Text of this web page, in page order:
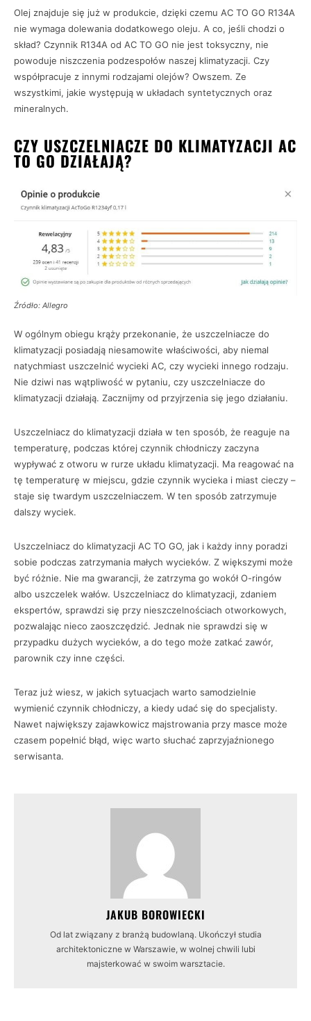
Olej znajduje się już w produkcie, dzięki czemu AC TO GO R134A
nie wymaga dolewania dodatkowego oleju. A co, jeśli chodzi o
skład? Czynnik R134A od AC TO GO nie jest toksyczny, nie
powoduje niszczenia podzespołów naszej klimatyzacji. Czy
współpracuje z innymi rodzajami olejów? Owszem. Ze
wszystkimi, jakie występują w układach syntetycznych oraz
mineralnych.
CZY USZCZELNIACZE DO KLIMATYZACJI AC
TO GO DZIAŁAJĄ?
Źródło: Allegro
W ogólnym obiegu krąży przekonanie, że uszczelniacze do
klimatyzacji posiadają niesamowite właściwości, aby niemal
natychmiast uszczelnić wycieki AC, czy wycieki innego rodzaju.
Nie dziwi nas wątpliwość w pytaniu, czy uszczelniacze do
klimatyzacji działają. Zacznijmy od przyjrzenia się jego działaniu.
Uszczelniacz do klimatyzacji działa w ten sposób, że reaguje na
temperaturę, podczas której czynnik chłodniczy zaczyna
wypływać z otworu w rurze układu klimatyzacji. Ma reagować na
tę temperaturę w miejscu, gdzie czynnik wycieka i miast cieczy –
staje się twardym uszczelniaczem. W ten sposób zatrzymuje
dalszy wyciek.
Uszczelniacz do klimatyzacji AC TO GO, jak i każdy inny poradzi
sobie podczas zatrzymania małych wycieków. Z większymi może
być różnie. Nie ma gwarancji, że zatrzyma go wokół O-ringów
albo uszczelek wałów. Uszczelniacz do klimatyzacji, zdaniem
ekspertów, sprawdzi się przy nieszczelnościach otworkowych,
pozwalając nieco zaoszczędzić. Jednak nie sprawdzi się w
przypadku dużych wycieków, a do tego może zatkać zawór,
parownik czy inne części.
Teraz już wiesz, w jakich sytuacjach warto samodzielnie
wymienić czynnik chłodniczy, a kiedy udać się do specjalisty.
Nawet największy zajawkowicz majstrowania przy masce może
czasem popełnić błąd, więc warto słuchać zaprzyjaźnionego
serwisanta.
JAKUB BOROWIECKI
Od lat związany z branżą budowlaną. Ukończył studia
architektoniczne w Warszawie, w wolnej chwili lubi
majsterkować w swoim warsztacie.